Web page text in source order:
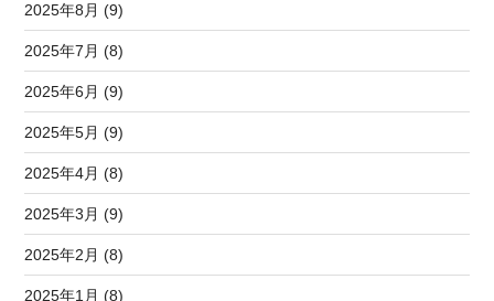
2025年8月 (9)
2025年7月 (8)
2025年6月 (9)
2025年5月 (9)
2025年4月 (8)
2025年3月 (9)
2025年2月 (8)
2025年1月 (8)